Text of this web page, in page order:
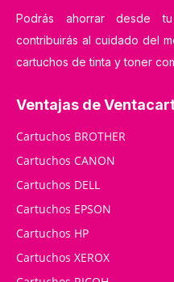
Podrás ahorrar desde
contribuirás al cuidado del
cartuchos de tinta y toner
Ventajas de
Cartuchos BROTHER
Cartuchos CANON
Cartuchos DELL
Cartuchos EPSON
Cartuchos HP
Cartuchos XEROX